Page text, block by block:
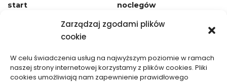
Zarządzaj zgodami plików
cookie
W celu świadczenia usług na najwyższym poziomie w ramach
naszej strony internetowej korzystamy z plików cookies. Pliki
cookies umożliwiają nam zapewnienie prawidłowego
start
noclegów
18/01/2026